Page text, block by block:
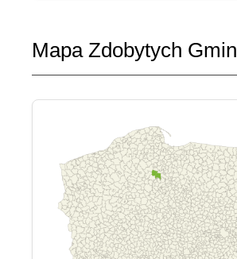
Mapa Zdobytych Gmin